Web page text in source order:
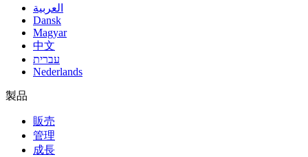
العربية
Dansk
Magyar
中文
עברית
Nederlands
製品
販売
管理
成長